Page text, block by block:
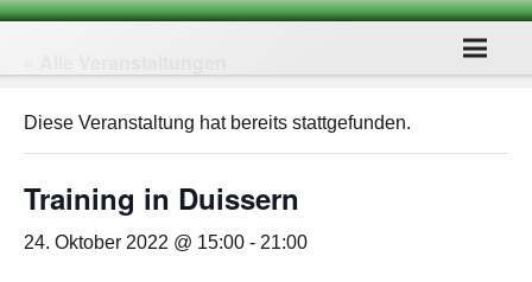
Diese Veranstaltung hat bereits stattgefunden.
Trai­ning in Duissern
24. Oktober 2022 @ 15:00 - 21:00